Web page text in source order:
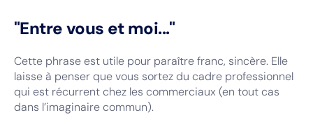
"Entre vous et moi..."
Cette phrase est utile pour paraître franc, sincère. Elle
laisse à penser que vous sortez du cadre professionnel
qui est récurrent chez les commerciaux (en tout cas
dans l’imaginaire commun).